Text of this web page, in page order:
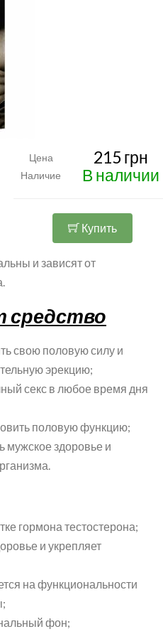
Цена 215 грн
Наличие В наличии
Купить
и зависят от
средство
свою половую силу и
эрекцию;
секс в любое время дня
половую функцию;
мужское здоровье и
гормона тестостерона;
и укрепляет
на функциональности
фон;